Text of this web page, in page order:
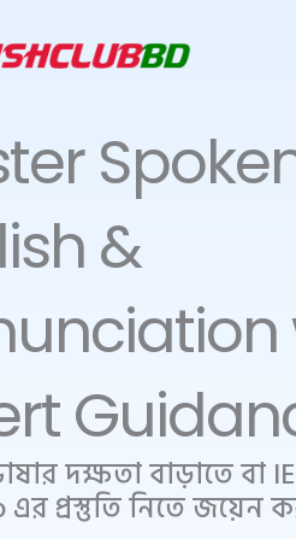
&
দক্ষতা বাড়াতে বা
এর প্রস্তুতি নিতে জয়েন